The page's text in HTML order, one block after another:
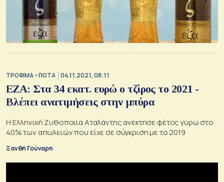
ΤΡΟΦΙΜΑ – ΠΟΤΑ 04.11.2021, 08:11
ΕΖΑ: Στα 34 εκατ. ευρώ ο τζίρος το 2021 -
Βλέπει ανατιμήσεις στην μπύρα
Η Ελληνική Ζυθοποιία Αταλάντης ανέκτησε φέτος γύρω στο
40% των απωλειών που είχε σε σύγκριση με το 2019
Ξανθή Γούναρη